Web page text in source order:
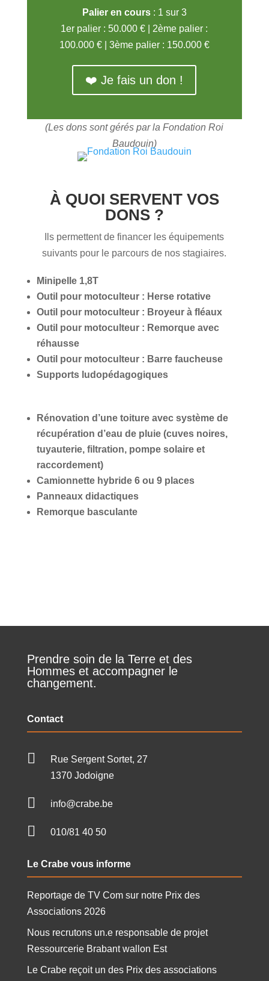
Palier en cours: 1 sur 3
1er palier : 50.000 € | 2ème palier :
100.000 € | 3ème palier : 150.000 €
❤️ Je fais un don !
(Les dons sont gérés par la Fondation Roi
Baudouin)
À QUOI SERVENT VOS
DONS ?
Ils permettent de financer les équipements
suivants pour le parcours de nos stagiaires.
Minipelle 1,8T
Outil pour motoculteur : Herse rotative
Outil pour motoculteur : Broyeur à fléaux
Outil pour motoculteur : Remorque avec
réhausse
Outil pour motoculteur : Barre faucheuse
Supports ludopédagogiques
Rénovation d’une toiture avec système de
récupération d’eau de pluie (cuves noires,
tuyauterie, filtration, pompe solaire et
raccordement)
Camionnette hybride 6 ou 9 places
Panneaux didactiques
Remorque basculante
Prendre soin de la Terre et des
Hommes et accompagner le
changement.
Contact

Rue Sergent Sortet, 27
1370 Jodoigne
 info@crabe.be
 010/81 40 50
Le Crabe vous informe
Reportage de TV Com sur notre Prix des
Associations 2026
Nous recrutons un.e responsable de projet
Ressourcerie Brabant wallon Est
Le Crabe reçoit un des Prix des associations